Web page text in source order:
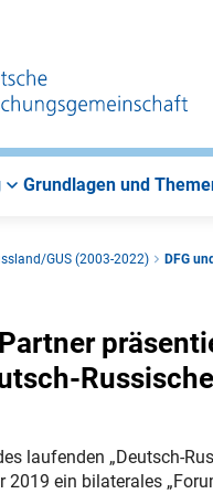
Grundlagen und
GUS (2003-2022) DFG
laufenden „Deutsch-
2019 ein bilaterales